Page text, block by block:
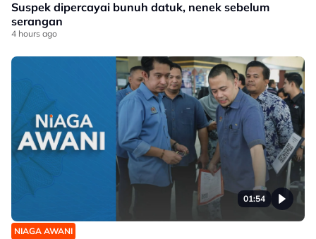
Suspek dipercayai bunuh datuk, nenek sebelum
serangan
4 hours ago
01:54
NIAGA AWANI